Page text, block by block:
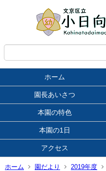
ホーム
園長あいさつ
本園の特色
本園の1日
アクセス
ホーム 園だより 2019年度